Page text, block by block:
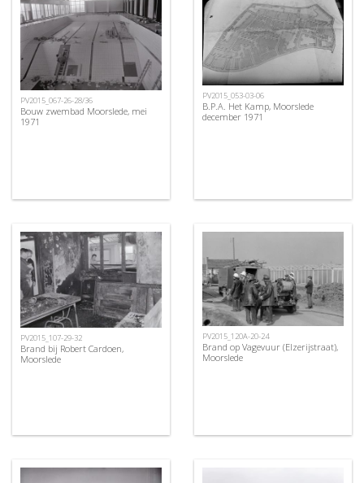
PV2015_067-26-28/36
Bouw zwembad Moorslede, mei
1971
PV2015_053-03-06
B.P.A. Het Kamp, Moorslede
december 1971
PV2015_107-29-32
Brand bij Robert Cardoen,
Moorslede
PV2015_120A-20-24
Brand op Vagevuur (Elzerijstraat),
Moorslede